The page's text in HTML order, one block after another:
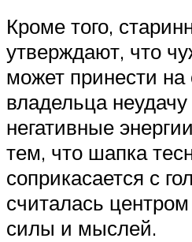
Кроме того,
утверждают, что
может принести на
владельца
негативные
тем, что шапка
соприкасается с
считалась центром
силы и мыслей.